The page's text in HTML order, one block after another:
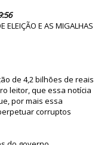
ELEIÇÃO E AS MIGALHAS
de 4,2 bilhões de reais
leitor, que essa notícia
por mais essa
corruptos